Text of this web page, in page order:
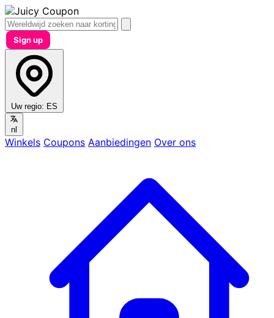
Sign up
Uw regio: ES
nl
Winkels Coupons Aanbiedingen Over ons